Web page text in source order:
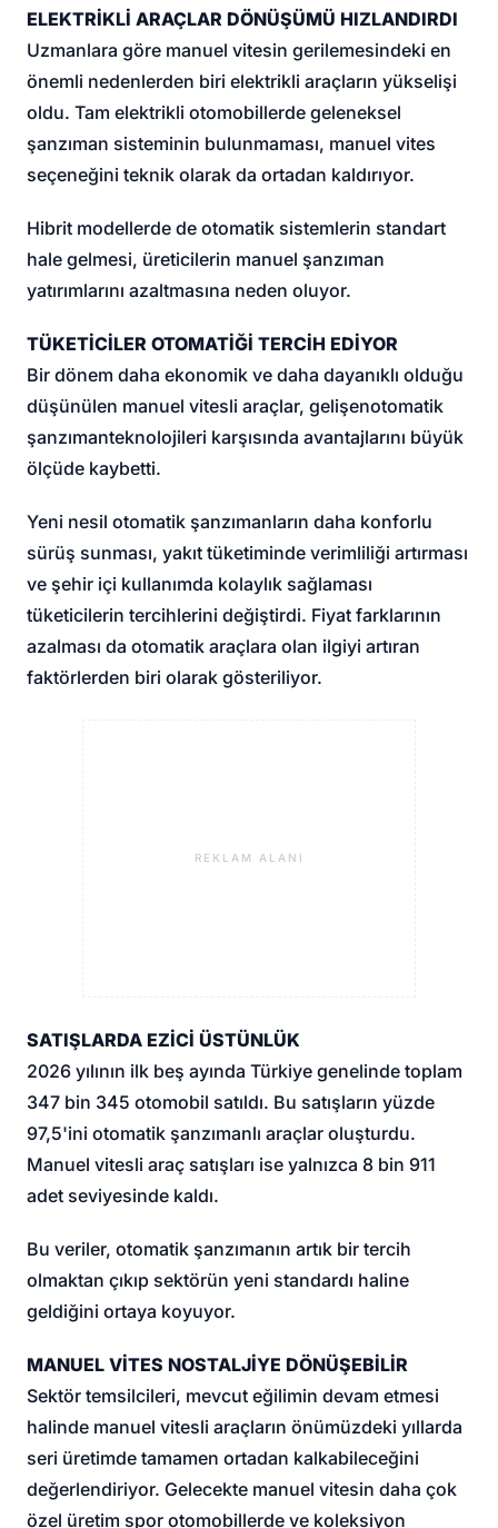
ELEKTRİKLİ ARAÇLAR DÖNÜŞÜMÜ HIZLANDIRDI
Uzmanlara göre manuel vitesin gerilemesindeki en
önemli nedenlerden biri elektrikli araçların yükselişi
oldu. Tam elektrikli otomobillerde geleneksel
şanzıman sisteminin bulunmaması, manuel vites
seçeneğini teknik olarak da ortadan kaldırıyor.
Hibrit modellerde de otomatik sistemlerin standart
hale gelmesi, üreticilerin manuel şanzıman
yatırımlarını azaltmasına neden oluyor.
TÜKETİCİLER OTOMATİĞİ TERCİH EDİYOR
Bir dönem daha ekonomik ve daha dayanıklı olduğu
düşünülen manuel vitesli araçlar, gelişenotomatik
şanzımanteknolojileri karşısında avantajlarını büyük
ölçüde kaybetti.
Yeni nesil otomatik şanzımanların daha konforlu
sürüş sunması, yakıt tüketiminde verimliliği artırması
ve şehir içi kullanımda kolaylık sağlaması
tüketicilerin tercihlerini değiştirdi. Fiyat farklarının
azalması da otomatik araçlara olan ilgiyi artıran
faktörlerden biri olarak gösteriliyor.
REKLAM ALANI
SATIŞLARDA EZİCİ ÜSTÜNLÜK
2026 yılının ilk beş ayında Türkiye genelinde toplam
347 bin 345 otomobil satıldı. Bu satışların yüzde
97,5'ini otomatik şanzımanlı araçlar oluşturdu.
Manuel vitesli araç satışları ise yalnızca 8 bin 911
adet seviyesinde kaldı.
Bu veriler, otomatik şanzımanın artık bir tercih
olmaktan çıkıp sektörün yeni standardı haline
geldiğini ortaya koyuyor.
MANUEL VİTES NOSTALJİYE DÖNÜŞEBİLİR
Sektör temsilcileri, mevcut eğilimin devam etmesi
halinde manuel vitesli araçların önümüzdeki yıllarda
seri üretimde tamamen ortadan kalkabileceğini
değerlendiriyor. Gelecekte manuel vitesin daha çok
özel üretim spor otomobillerde ve koleksiyon